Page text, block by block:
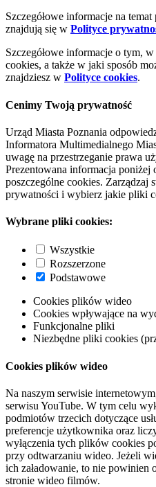
Szczegółowe informacje na
znajdują się w Polityce
Szczegółowe informacje o tym,
cookies, a także w jaki sposób
znajdziesz w Polityce cookies.
Cenimy Twoją prywatność
Urząd Miasta Poznania
Informatora Multimedialnego
uwagę na przestrzeganie prawa
Prezentowana informacja poniżej
poszczególne cookies.
prywatności i wybierz jakie pliki
Wybrane pliki cookies:
Wszystkie
Rozszerzone
Podstawowe
Cookies plików wideo
Cookies wpływające na
Funkcjonalne pliki
Niezbędne pliki cookies
Cookies plików wideo
Na naszym serwisie
serwisu YouTube. W tym celu
podmiotów trzecich dotyczące
preferencje użytkownika oraz
wyłączenia tych plików cookies
przy odtwarzaniu wideo. Jeżeli
ich załadowanie, to nie powinien
stronie wideo filmów.